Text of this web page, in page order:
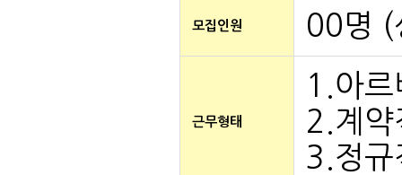
모집인원 00명 (
근무형태
1.아
2.계약
3.정